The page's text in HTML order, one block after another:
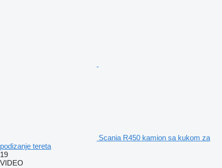
Scania R450 kamion sa kukom za
podizanje tereta
19
VIDEO